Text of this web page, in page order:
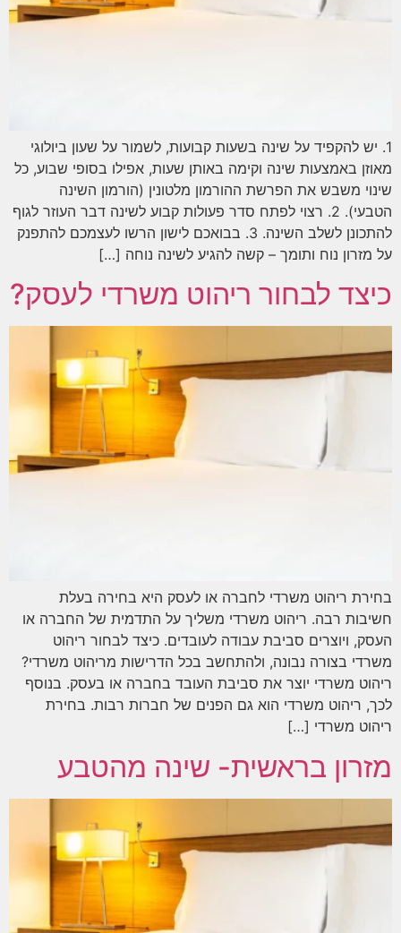
1. יש להקפיד על שינה בשעות קבועות, לשמור על שעון ביולוגי
מאוזן באמצעות שינה וקימה באותן שעות, אפילו בסופי שבוע, כל
שינוי משבש את הפרשת ההורמון מלטונין (הורמון השינה
הטבעי). 2. רצוי לפתח סדר פעולות קבוע לשינה דבר העוזר לגוף
להתכונן לשלב השינה. 3. בבואכם לישון הרשו לעצמכם להתפנק
על מזרון נוח ותומך – קשה להגיע לשינה נוחה […]
כיצד לבחור ריהוט משרדי לעסק?
בחירת ריהוט משרדי לחברה או לעסק היא בחירה בעלת
חשיבות רבה. ריהוט משרדי משליך על התדמית של החברה או
העסק, ויוצרים סביבת עבודה לעובדים. כיצד לבחור ריהוט
משרדי בצורה נבונה, ולהתחשב בכל הדרישות מריהוט משרדי?
ריהוט משרדי יוצר את סביבת העובד בחברה או בעסק. בנוסף
לכך, ריהוט משרדי הוא גם הפנים של חברות רבות. בחירת
ריהוט משרדי […]
מזרון בראשית- שינה מהטבע